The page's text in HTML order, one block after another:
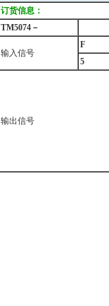
订货信息：
TM5074 －
输入信号
F
5
输出信号